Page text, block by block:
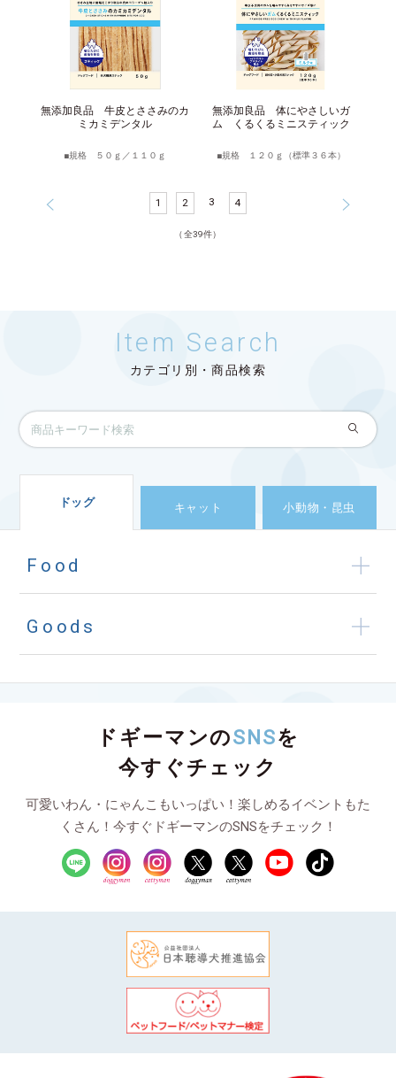
無添加良品 牛皮とささみのカ
ミカミデンタル
規格 ５０ｇ／１１０ｇ
無添加良品 体にやさしいガ
ム くるくるミニスティック
規格 １２０ｇ（標準３６本）
1 2 3 4
（全39件）
Item Search
カテゴリ別・商品検索
ドッグ キャット 小動物・昆虫
Food
Goods
ドギーマンのSNSを
今すぐチェック
可愛いわん・にゃんこもいっぱい！楽しめるイベントもた
くさん！今すぐドギーマンのSNSをチェック！